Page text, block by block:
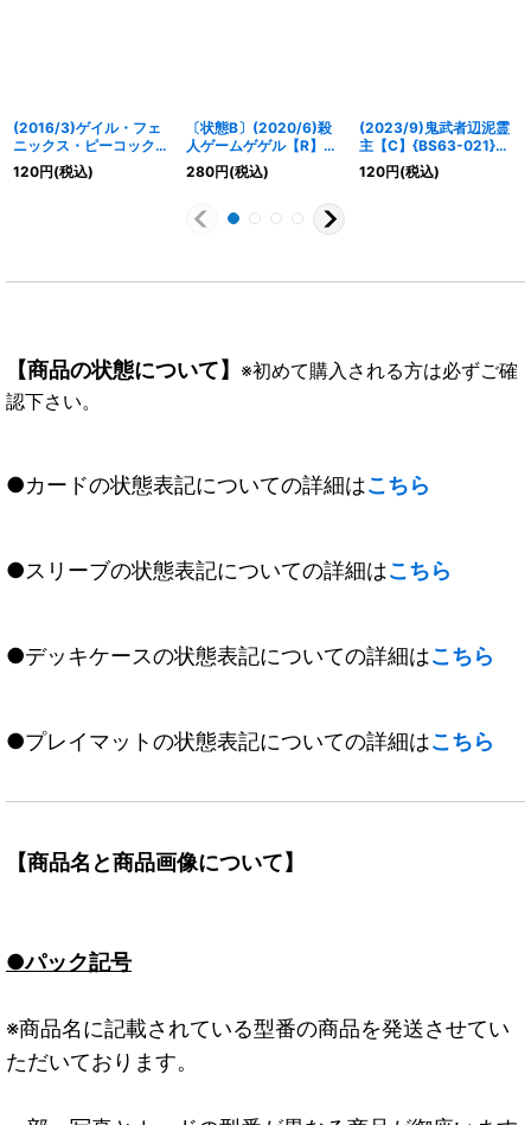
(2016/3)ゲイル・フェ
ニックス・ピーコック
【X】{SJ16-02}《緑》
120円(税込)
〔状態B〕(2020/6)殺
人ゲームゲゲル【R】
{CB12-028}《紫》
280円(税込)
(2023/9)鬼武者辺泥霊
主【C】{BS63-021}
《紫》
120円(税込)
【商品の状態について】 ※初めて購入される方は必ずご確
認下さい。
●カードの状態表記についての詳細はこちら
●スリーブの状態表記についての詳細はこちら
●デッキケースの状態表記についての詳細はこちら
●プレイマットの状態表記についての詳細はこちら
【商品名と商品画像について】
●パック記号
※商品名に記載されている型番の商品を発送させてい
ただいております。